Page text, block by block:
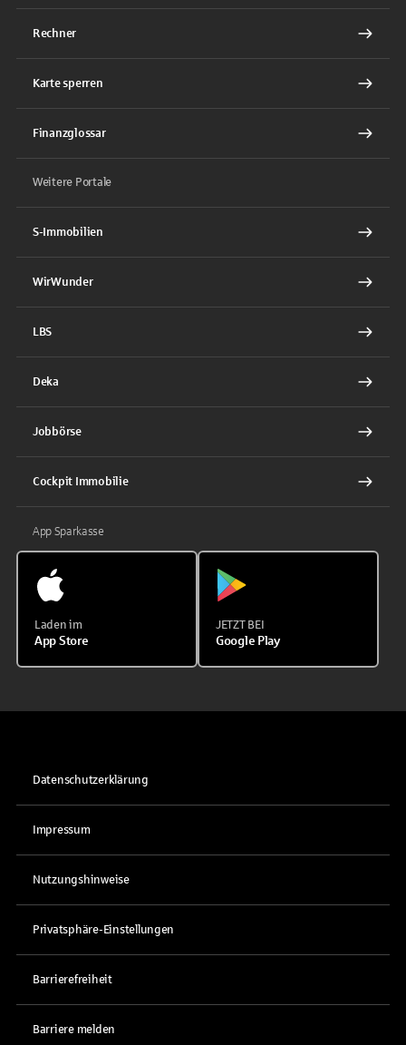
Rechner
Karte sperren
Finanzglossar
Weitere Portale
S-Immobilien
WirWunder
LBS
Deka
Jobbörse
Cockpit Immobilie
App Sparkasse
Laden im
App Store
JETZT BEI
Google Play
Datenschutzerklärung
Impressum
Nutzungshinweise
Privatsphäre-Einstellungen
Barrierefreiheit
Barriere melden